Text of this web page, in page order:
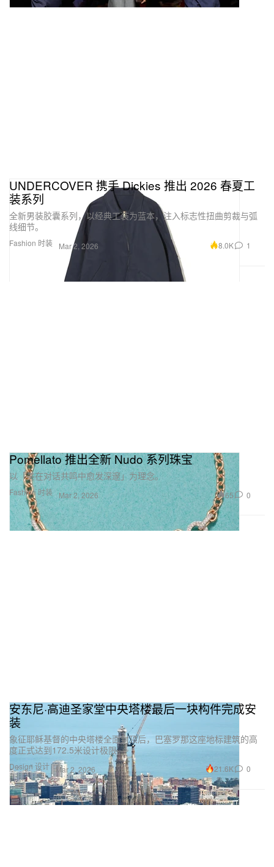
Fashion 时装
UNDERCOVER 携手 Dickies 推出 2026 春夏工
装系列
全新男装胶囊系列，以经典工装为蓝本，注入标志性扭曲剪裁与弧
线细节。
Mar 2, 2026 8.0K 1
Fashion 时装
Pomellato 推出全新 Nudo 系列珠宝
以「美在对话共鸣中愈发深邃」为理念。
Mar 2, 2026 65 0
Design 设计
安东尼·高迪圣家堂中央塔楼最后一块构件完成安
装
象征耶稣基督的中央塔楼全面封顶后，巴塞罗那这座地标建筑的高
度正式达到172.5米设计极限。
Mar 2, 2026 21.6K 0